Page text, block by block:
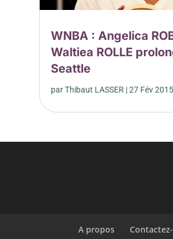
WNBA : Angelica
Waltiea ROLLE
Seattle
parThibaut LASSER |27 Fév 2015
A propos